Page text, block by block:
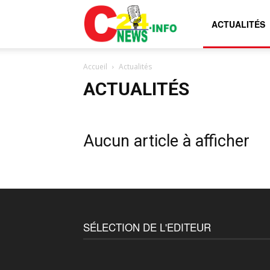
C24news.infoACTUALITÉS
Accueil Actualités
ACTUALITÉS
Aucun article à afficher
SÉLECTION DE L'EDITEUR